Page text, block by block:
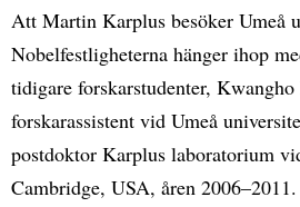
Att Martin Karplus besöker Umeå
Nobelfestligheterna hänger ihop
tidigare forskarstudenter,
forskarassistent vid Umeå
postdoktor Karplus laboratorium
Cambridge, USA, åren 2006–2011.